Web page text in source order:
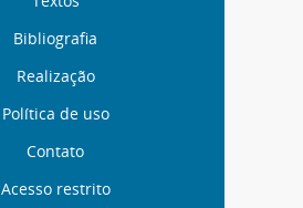
Bibliografia
Realização
Política de uso
Contato
Acesso restrito